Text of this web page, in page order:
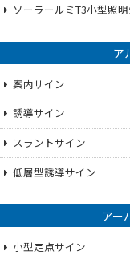
ソーラールミT3小型照
ア
案内サイン
誘導サイン
スラントサイン
低層型誘導サイン
アー
小型定点サイン